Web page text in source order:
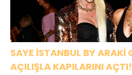
SAYE İSTANBUL BY ARAKİ
AÇILIŞLA KAPILARINI AÇTI!